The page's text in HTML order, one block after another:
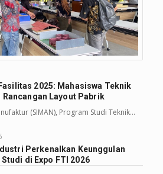
2025: Mahasiswa Teknik
Rancangan Layout Pabrik
(SIMAN), Program Studi Teknik…
Perkenalkan Keunggulan
di Expo FTI 2026